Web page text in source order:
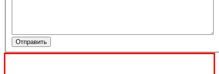
Отправить